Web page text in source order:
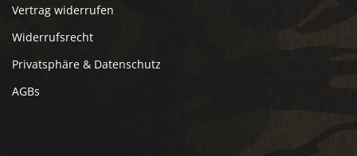
Vertrag widerrufen
Widerrufsrecht
Privatsphäre & Datenschutz
AGBs